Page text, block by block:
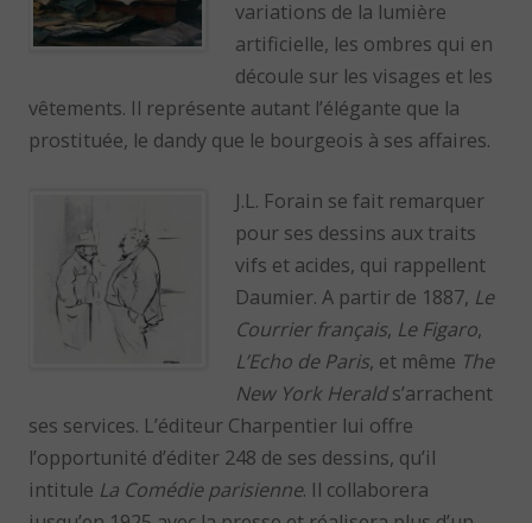
variations de la lumière
artificielle, les ombres qui en
découle sur les visages et les
vêtements. Il représente autant l’élégante que la
prostituée, le dandy que le bourgeois à ses affaires.
J.L. Forain se fait remarquer
pour ses dessins aux traits
vifs et acides, qui rappellent
Daumier. A partir de 1887, Le
Courrier français, Le Figaro,
L’Echo de Paris, et même The
New York Heralds’arrachent
ses services. L’éditeur Charpentier lui offre
l’opportunité d’éditer 248 de ses dessins, qu’il
intitule La Comédie parisienne. Il collaborera